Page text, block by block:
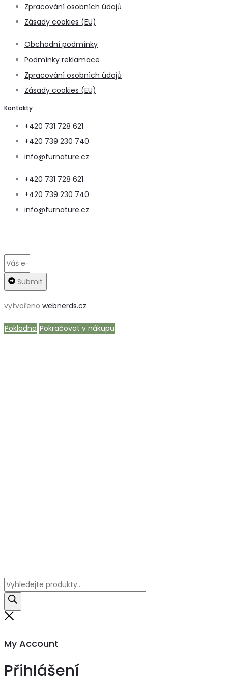
Zpracování osobních údajů
Zásady cookies (EU)
Obchodní podmínky
Podmínky reklamace
Zpracování osobních údajů
Zásady cookies (EU)
Kontakty
+420 731 728 621
+420 739 230 740
info@furnature.cz
+420 731 728 621
+420 739 230 740
info@furnature.cz
Submit
vytvořeno webnerds.cz
Pokladna Pokračovat v nákupu
Products
search
My Account
Přihlášení